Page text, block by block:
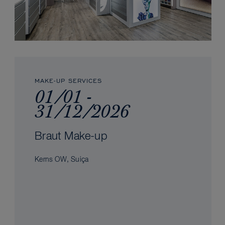
MAKE-UP SERVICES
01/01 -
31/12/2026
Braut Make-up
Kerns OW, Suiça